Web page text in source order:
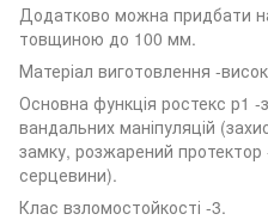
Додатково можна придбати
товщиною до 100 мм.
Матеріал виготовлення -
Основна функція ростекс р1 -
вандальних маніпуляцій
замку, розжарений протектор
серцевини).
Клас взломостойкості -3.